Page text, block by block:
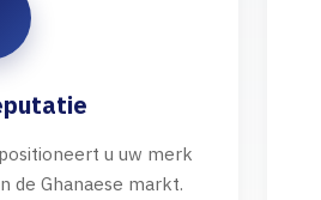
u uw merk
de Ghanaese markt.